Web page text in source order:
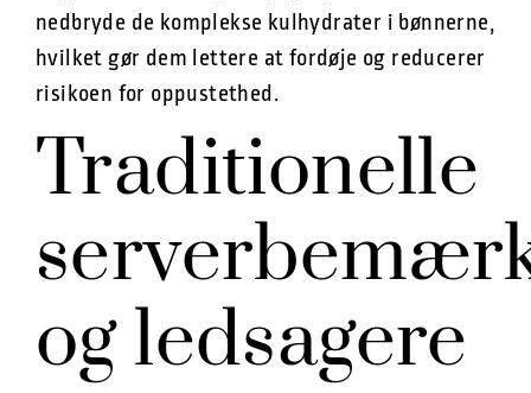
nedbryde de komplekse kulhydrater i bønnerne,
hvilket gør dem lettere at fordøje og reducerer
risikoen for oppustethed.
Traditionelle
og ledsagere